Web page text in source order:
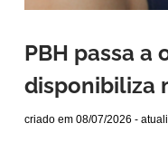
PBH passa a
disponibiliza
criado em 08/07/2026 -